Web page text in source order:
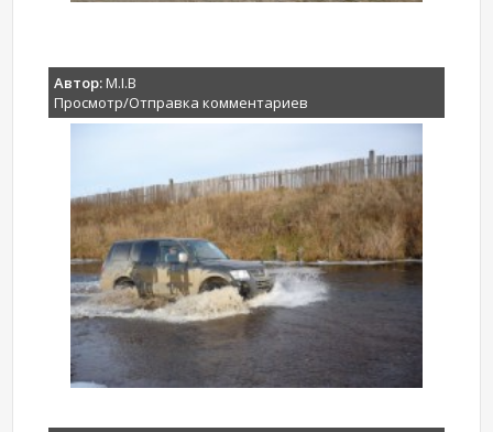
Автор:M.I.B
Просмотр/Отправка комментариев